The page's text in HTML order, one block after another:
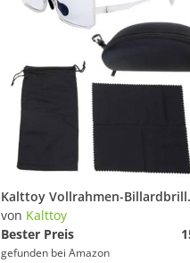
Kalttoy
von Kalttoy
Bester Preis
gefunden bei Amazon